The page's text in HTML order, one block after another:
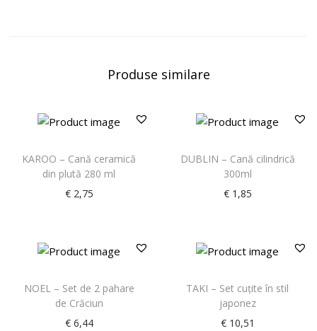
Produse similare
KAROO – Cană ceramică
din plută 280 ml
€2,75
DUBLIN – Cană cilindrică
300ml
€1,85
NOEL – Set de 2 pahare
de Crăciun
€6,44
TAKI – Set cuţite în stil
japonez
€10,51